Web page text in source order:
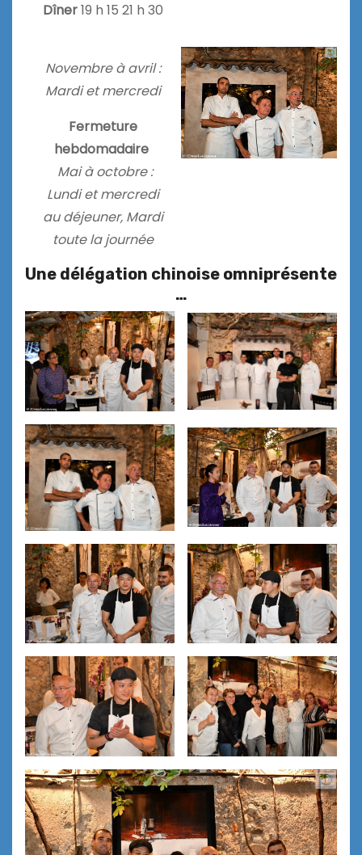
Dîner19 h 15 21 h 30
Novembre à avril :
Mardi et mercredi
Fermeture
hebdomadaire
Mai à octobre :
Lundi et mercredi
au déjeuner, Mardi
toute la journée
Une délégation chinoise omniprésente
…